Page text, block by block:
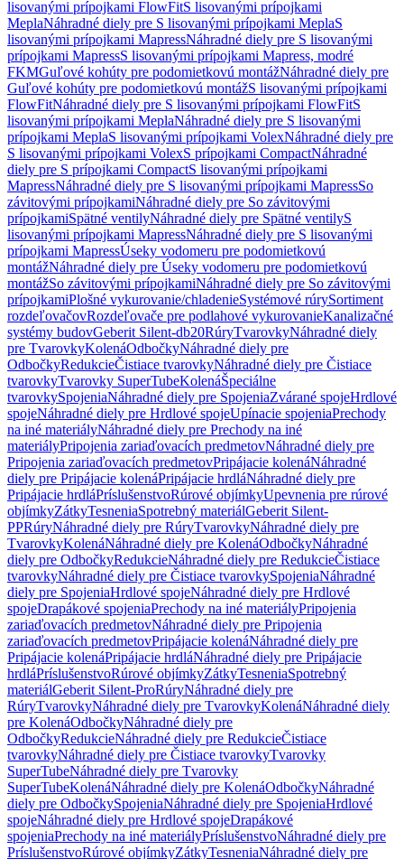
lisovanými prípojkami FlowFitS lisovanými prípojkami
MeplaNáhradné diely pre S lisovanými prípojkami MeplaS
lisovanými prípojkami MapressNáhradné diely pre S lisovanými
prípojkami MapressS lisovanými prípojkami Mapress, modré
FKMGuľové kohúty pre podomietkovú montážNáhradné diely pre
Guľové kohúty pre podomietkovú montážS lisovanými prípojkami
FlowFitNáhradné diely pre S lisovanými prípojkami FlowFitS
lisovanými prípojkami MeplaNáhradné diely pre S lisovanými
prípojkami MeplaS lisovanými prípojkami VolexNáhradné diely pre
S lisovanými prípojkami VolexS prípojkami CompactNáhradné
diely pre S prípojkami CompactS lisovanými prípojkami
MapressNáhradné diely pre S lisovanými prípojkami MapressSo
závitovými prípojkamiNáhradné diely pre So závitovými
prípojkamiSpätné ventilyNáhradné diely pre Spätné ventilyS
lisovanými prípojkami MapressNáhradné diely pre S lisovanými
prípojkami MapressÚseky vodomeru pre podomietkovú
montážNáhradné diely pre Úseky vodomeru pre podomietkovú
montážSo závitovými prípojkamiNáhradné diely pre So závitovými
prípojkamiPlošné vykurovanie/chladenieSystémové rúrySortiment
rozdeľovačovRozdeľovače pre podlahové vykurovanieKanalizačné
systémy budovGeberit Silent-db20RúryTvarovkyNáhradné diely
pre TvarovkyKolenáOdbočkyNáhradné diely pre
OdbočkyRedukcieČistiace tvarovkyNáhradné diely pre Čistiace
tvarovkyTvarovky SuperTubeKolenáŠpeciálne
tvarovkySpojeniaNáhradné diely pre SpojeniaZvárané spojeHrdlové
spojeNáhradné diely pre Hrdlové spojeUpínacie spojeniaPrechody
na iné materiályNáhradné diely pre Prechody na iné
materiályPripojenia zariaďovacích predmetovNáhradné diely pre
Pripojenia zariaďovacích predmetovPripájacie kolenáNáhradné
diely pre Pripájacie kolenáPripájacie hrdláNáhradné diely pre
Pripájacie hrdláPríslušenstvoRúrové objímkyUpevnenia pre rúrové
objímkyZátkyTesneniaSpotrebný materiálGeberit Silent-
PPRúryNáhradné diely pre RúryTvarovkyNáhradné diely pre
TvarovkyKolenáNáhradné diely pre KolenáOdbočkyNáhradné
diely pre OdbočkyRedukcieNáhradné diely pre RedukcieČistiace
tvarovkyNáhradné diely pre Čistiace tvarovkySpojeniaNáhradné
diely pre SpojeniaHrdlové spojeNáhradné diely pre Hrdlové
spojeDrapákové spojeniaPrechody na iné materiályPripojenia
zariaďovacích predmetovNáhradné diely pre Pripojenia
zariaďovacích predmetovPripájacie kolenáNáhradné diely pre
Pripájacie kolenáPripájacie hrdláNáhradné diely pre Pripájacie
hrdláPríslušenstvoRúrové objímkyZátkyTesneniaSpotrebný
materiálGeberit Silent-ProRúryNáhradné diely pre
RúryTvarovkyNáhradné diely pre TvarovkyKolenáNáhradné diely
pre KolenáOdbočkyNáhradné diely pre
OdbočkyRedukcieNáhradné diely pre RedukcieČistiace
tvarovkyNáhradné diely pre Čistiace tvarovkyTvarovky
SuperTubeNáhradné diely pre Tvarovky
SuperTubeKolenáNáhradné diely pre KolenáOdbočkyNáhradné
diely pre OdbočkySpojeniaNáhradné diely pre SpojeniaHrdlové
spojeNáhradné diely pre Hrdlové spojeDrapákové
spojeniaPrechody na iné materiályPríslušenstvoNáhradné diely pre
PríslušenstvoRúrové objímkyZátkyTesneniaNáhradné diely pre